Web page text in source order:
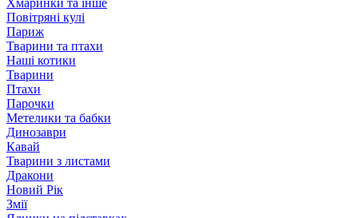
Хмаринки та інше
Повітряні кулі
Париж
Тварини та птахи
Наші котики
Тварини
Птахи
Парочки
Метелики та бабки
Динозаври
Кавай
Тварини з листами
Дракони
Новий Рік
Змії